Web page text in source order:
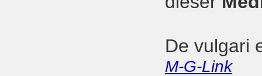
De vulgari
M-G-Link